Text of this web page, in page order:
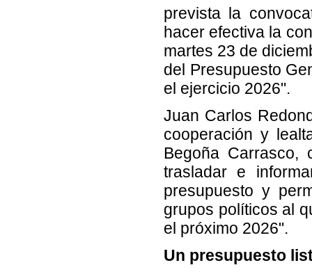
prevista la
hacer efectiva la
martes 23 de
del Presupuesto
el ejercicio 2026".
Juan Carlos
cooperación y
Begoña
trasladar e
presupuesto y
grupos políticos al
el próximo 2026".
Un presupuesto